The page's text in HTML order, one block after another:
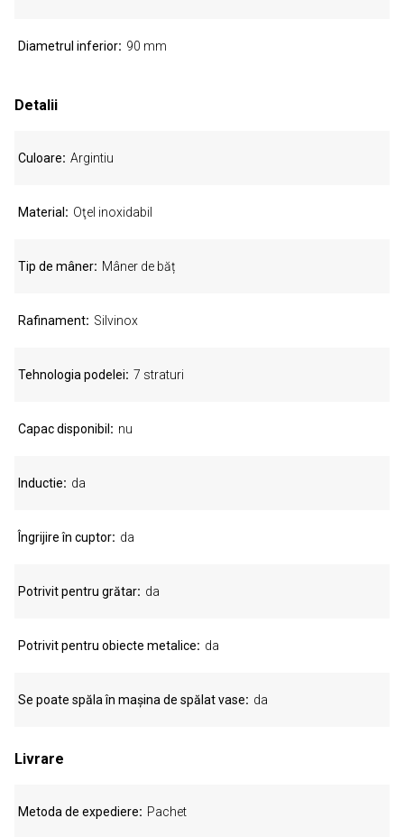
Diametrul inferior 90 mm
Detalii
Culoare Argintiu
Material Oţel inoxidabil
Tip de mâner Mâner de băț
Rafinament Silvinox
Tehnologia podelei 7 straturi
Capac disponibil nu
Inductie da
Îngrijire în cuptor da
Potrivit pentru grătar da
Potrivit pentru obiecte metalice da
Se poate spăla în mașina de spălat vase da
Livrare
Metoda de expediere Pachet